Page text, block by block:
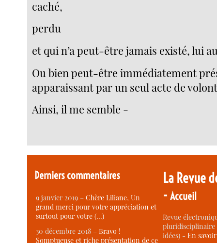
caché,
perdu
et qui n’a peut-être jamais existé, lui
Ou bien peut-être immédiatement
apparaissant par un seul acte de
Ainsi, il me semble -
Derniers commentaires
9 janvier 2019 –Chère Liliane, Un
grand merci pour votre appréciation et
surtout pour votre (…)
30 décembre 2018 –Bravo !
Somptueuse et riche présentation de ce
La Revue
-Accueil
Revue
idées) -En